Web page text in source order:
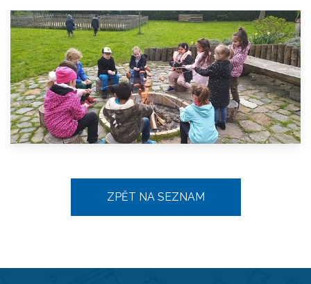
ZPĚT NA SEZNAM